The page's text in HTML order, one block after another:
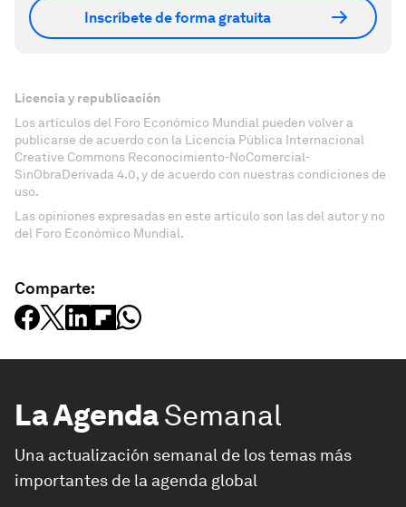
Inscríbete de forma gratuita
Licencia y republicación
Los artículos del Foro Económico Mundial pueden volver a
publicarse de acuerdo con la Licencia Pública Internacional
Creative Commons Reconocimiento-NoComercial-
SinObraDerivada 4.0, y de acuerdo con nuestras condiciones de
uso.
Las opiniones expresadas en este artículo son las del autor y no
del Foro Económico Mundial.
Comparte:
La AgendaSemanal
Una actualización semanal de los temas más
importantes de la agenda global